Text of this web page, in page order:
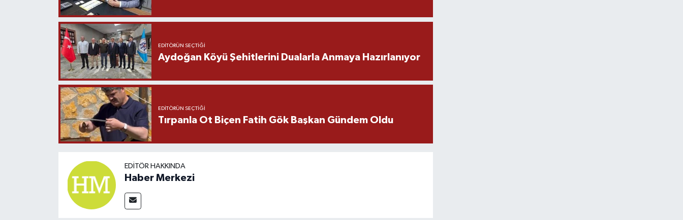
EDITÖRÜN SEÇTIĞI
Aydoğan Köyü Şehitlerini Dualarla Anmaya Hazırlanıyor
EDITÖRÜN SEÇTIĞI
Tırpanla Ot Biçen Fatih Gök Başkan Gündem Oldu
EDITÖR HAKKINDA
Haber Merkezi